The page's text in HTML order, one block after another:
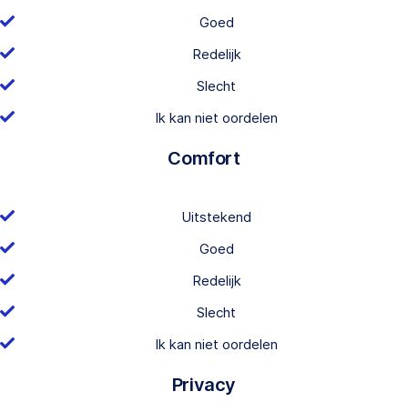
Goed
Redelijk
Slecht
Ik kan niet oordelen
Comfort
Uitstekend
Goed
Redelijk
Slecht
Ik kan niet oordelen
Privacy